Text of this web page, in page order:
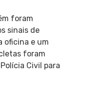
foram
sinais de
oficina e um
foram
Civil para